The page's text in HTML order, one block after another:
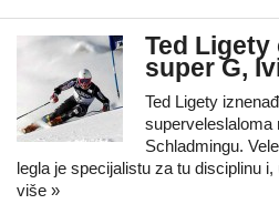
Ted
super G,
Ted Ligety
superveleslaloma
Schladmingu.
legla je specijalistu za tu disciplinu
više »